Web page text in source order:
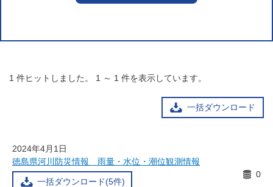
1 件ヒットしました。 1 ～ 1 件を表示しています。
一括ダウンロード
2024年4月1日
徳島県河川防災情報 雨量・水位・潮位観測情報
一括ダウンロード(5件)
0